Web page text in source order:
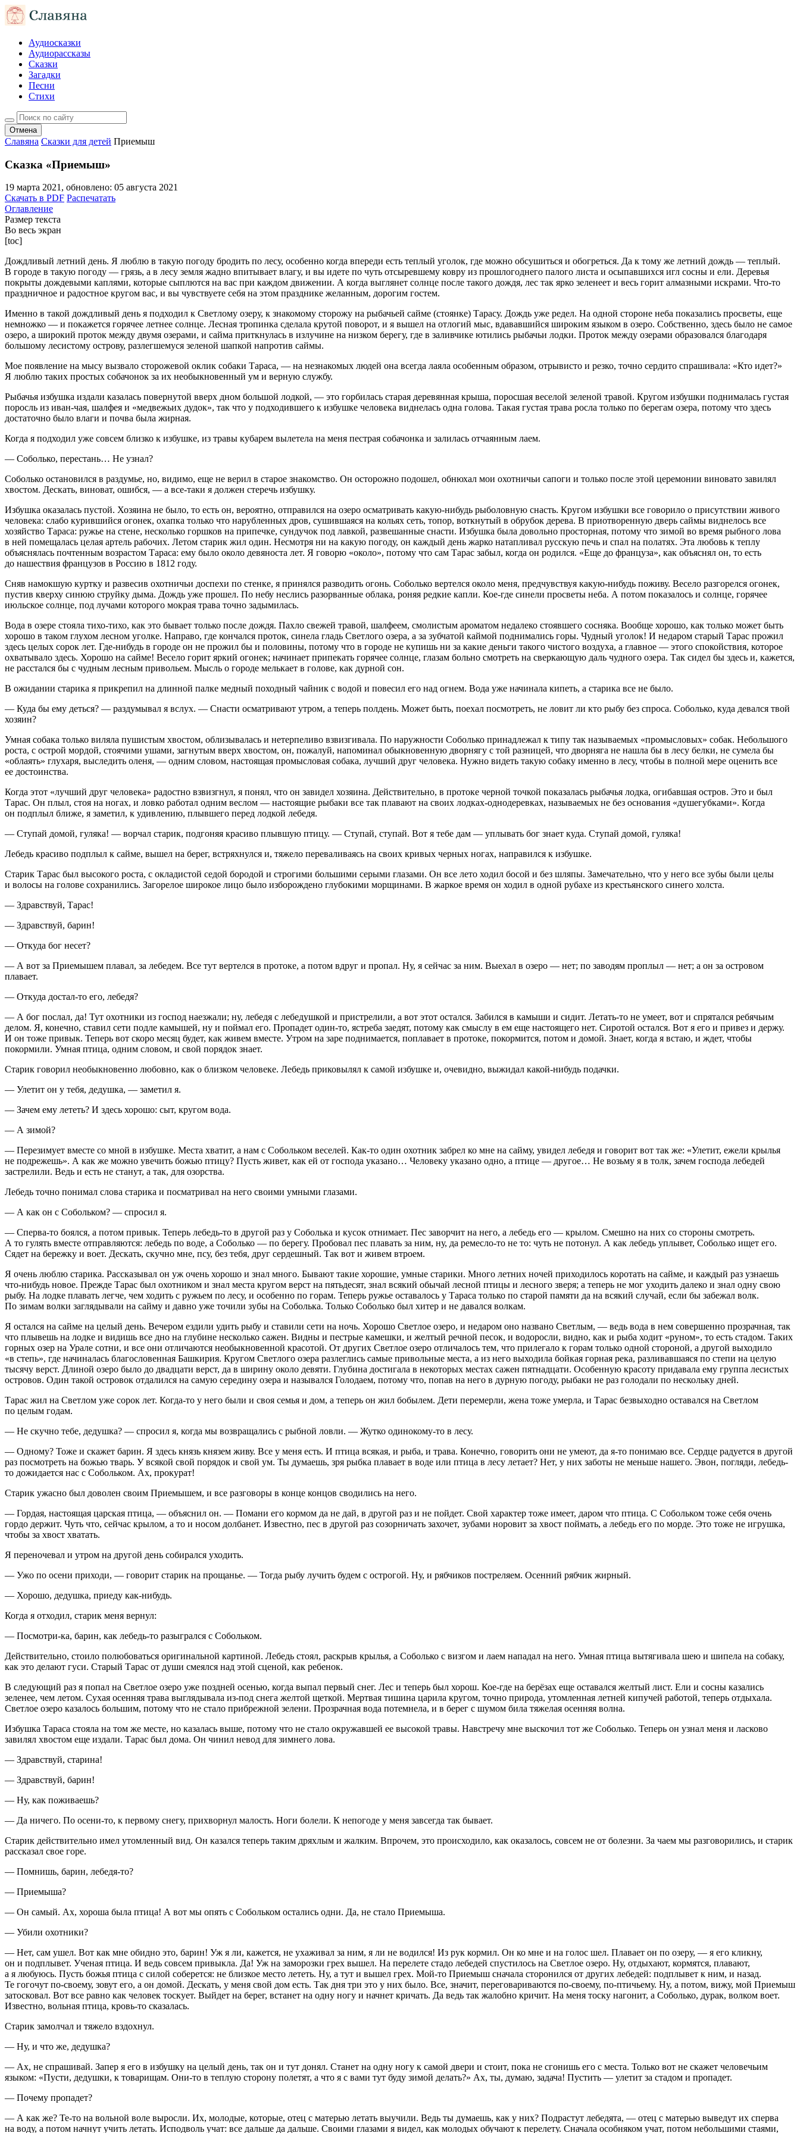
Аудиосказки
Аудиорассказы
Сказки
Загадки
Песни
Стихи
Отмена
Славяна Сказки для детей Приемыш
Сказка «Приемыш»
19 марта 2021, обновлено: 05 августа 2021
Скачать в PDF Распечатать
Оглавление
Размер текста
Во весь экран
[toc]
Дождливый летний день. Я люблю в такую погоду бродить по лесу, особенно когда впереди есть теплый уголок, где можно обсушиться и обогреться. Да к тому же летний дождь — теплый.
В городе в такую погоду — грязь, а в лесу земля жадно впитывает влагу, и вы идете по чуть отсыревшему ковру из прошлогоднего палого листа и осыпавшихся игл сосны и ели. Деревья
покрыты дождевыми каплями, которые сыплются на вас при каждом движении. А когда выглянет солнце после такого дождя, лес так ярко зеленеет и весь горит алмазными искрами. Что-то
праздничное и радостное кругом вас, и вы чувствуете себя на этом празднике желанным, дорогим гостем.
Именно в такой дождливый день я подходил к Светлому озеру, к знакомому сторожу на рыбачьей сайме (стоянке) Тарасу. Дождь уже редел. На одной стороне неба показались просветы, еще
немножко — и покажется горячее летнее солнце. Лесная тропинка сделала крутой поворот, и я вышел на отлогий мыс, вдававшийся широким языком в озеро. Собственно, здесь было не самое
озеро, а широкий проток между двумя озерами, и сайма приткнулась в излучине на низком берегу, где в заливчике ютились рыбачьи лодки. Проток между озерами образовался благодаря
большому лесистому острову, разлегшемуся зеленой шапкой напротив саймы.
Мое появление на мысу вызвало сторожевой оклик собаки Тараса, — на незнакомых людей она всегда лаяла особенным образом, отрывисто и резко, точно сердито спрашивала: «Кто идет?»
Я люблю таких простых собачонок за их необыкновенный ум и верную службу.
Рыбачья избушка издали казалась повернутой вверх дном большой лодкой, — это горбилась старая деревянная крыша, поросшая веселой зеленой травой. Кругом избушки поднималась густая
поросль из иван-чая, шалфея и «медвежьих дудок», так что у подходившего к избушке человека виднелась одна голова. Такая густая трава росла только по берегам озера, потому что здесь
достаточно было влаги и почва была жирная.
Когда я подходил уже совсем близко к избушке, из травы кубарем вылетела на меня пестрая собачонка и залилась отчаянным лаем.
— Соболько, перестань… Не узнал?
Соболько остановился в раздумье, но, видимо, еще не верил в старое знакомство. Он осторожно подошел, обнюхал мои охотничьи сапоги и только после этой церемонии виновато завилял
хвостом. Дескать, виноват, ошибся, — а все-таки я должен стеречь избушку.
Избушка оказалась пустой. Хозяина не было, то есть он, вероятно, отправился на озеро осматривать какую-нибудь рыболовную снасть. Кругом избушки все говорило о присутствии живого
человека: слабо курившийся огонек, охапка только что нарубленных дров, сушившаяся на кольях сеть, топор, воткнутый в обрубок дерева. В приотворенную дверь саймы виднелось все
хозяйство Тараса: ружье на стене, несколько горшков на припечке, сундучок под лавкой, развешанные снасти. Избушка была довольно просторная, потому что зимой во время рыбного лова
в ней помещалась целая артель рабочих. Летом старик жил один. Несмотря ни на какую погоду, он каждый день жарко натапливал русскую печь и спал на полатях. Эта любовь к теплу
объяснялась почтенным возрастом Тараса: ему было около девяноста лет. Я говорю «около», потому что сам Тарас забыл, когда он родился. «Еще до француза», как объяснял он, то есть
до нашествия французов в Россию в 1812 году.
Сняв намокшую куртку и развесив охотничьи доспехи по стенке, я принялся разводить огонь. Соболько вертелся около меня, предчувствуя какую-нибудь поживу. Весело разгорелся огонек,
пустив кверху синюю струйку дыма. Дождь уже прошел. По небу неслись разорванные облака, роняя редкие капли. Кое-где синели просветы неба. А потом показалось и солнце, горячее
июльское солнце, под лучами которого мокрая трава точно задымилась.
Вода в озере стояла тихо-тихо, как это бывает только после дождя. Пахло свежей травой, шалфеем, смолистым ароматом недалеко стоявшего сосняка. Вообще хорошо, как только может быть
хорошо в таком глухом лесном уголке. Направо, где кончался проток, синела гладь Светлого озера, а за зубчатой каймой поднимались горы. Чудный уголок! И недаром старый Тарас прожил
здесь целых сорок лет. Где-нибудь в городе он не прожил бы и половины, потому что в городе не купишь ни за какие деньги такого чистого воздуха, а главное — этого спокойствия, которое
охватывало здесь. Хорошо на сайме! Весело горит яркий огонек; начинает припекать горячее солнце, глазам больно смотреть на сверкающую даль чудного озера. Так сидел бы здесь и, кажется,
не расстался бы с чудным лесным привольем. Мысль о городе мелькает в голове, как дурной сон.
В ожидании старика я прикрепил на длинной палке медный походный чайник с водой и повесил его над огнем. Вода уже начинала кипеть, а старика все не было.
— Куда бы ему деться? — раздумывал я вслух. — Снасти осматривают утром, а теперь полдень. Может быть, поехал посмотреть, не ловит ли кто рыбу без спроса. Соболько, куда девался твой
хозяин?
Умная собака только виляла пушистым хвостом, облизывалась и нетерпеливо взвизгивала. По наружности Соболько принадлежал к типу так называемых «промысловых» собак. Небольшого
роста, с острой мордой, стоячими ушами, загнутым вверх хвостом, он, пожалуй, напоминал обыкновенную дворнягу с той разницей, что дворняга не нашла бы в лесу белки, не сумела бы
«облаять» глухаря, выследить оленя, — одним словом, настоящая промысловая собака, лучший друг человека. Нужно видеть такую собаку именно в лесу, чтобы в полной мере оценить все
ее достоинства.
Когда этот «лучший друг человека» радостно взвизгнул, я понял, что он завидел хозяина. Действительно, в протоке черной точкой показалась рыбачья лодка, огибавшая остров. Это и был
Тарас. Он плыл, стоя на ногах, и ловко работал одним веслом — настоящие рыбаки все так плавают на своих лодках-однодеревках, называемых не без основания «душегубками». Когда
он подплыл ближе, я заметил, к удивлению, плывшего перед лодкой лебедя.
— Ступай домой, гуляка! — ворчал старик, подгоняя красиво плывшую птицу. — Ступай, ступай. Вот я тебе дам — уплывать бог знает куда. Ступай домой, гуляка!
Лебедь красиво подплыл к сайме, вышел на берег, встряхнулся и, тяжело переваливаясь на своих кривых черных ногах, направился к избушке.
Старик Тарас был высокого роста, с окладистой седой бородой и строгими большими серыми глазами. Он все лето ходил босой и без шляпы. Замечательно, что у него все зубы были целы
и волосы на голове сохранились. Загорелое широкое лицо было изборождено глубокими морщинами. В жаркое время он ходил в одной рубахе из крестьянского синего холста.
— Здравствуй, Тарас!
— Здравствуй, барин!
— Откуда бог несет?
— А вот за Приемышем плавал, за лебедем. Все тут вертелся в протоке, а потом вдруг и пропал. Ну, я сейчас за ним. Выехал в озеро — нет; по заводям проплыл — нет; а он за островом
плавает.
— Откуда достал-то его, лебедя?
— А бог послал, да! Тут охотники из господ наезжали; ну, лебедя с лебедушкой и пристрелили, а вот этот остался. Забился в камыши и сидит. Летать-то не умеет, вот и спрятался ребячьим
делом. Я, конечно, ставил сети подле камышей, ну и поймал его. Пропадет один-то, ястреба заедят, потому как смыслу в ем еще настоящего нет. Сиротой остался. Вот я его и привез и держу.
И он тоже привык. Теперь вот скоро месяц будет, как живем вместе. Утром на заре поднимается, поплавает в протоке, покормится, потом и домой. Знает, когда я встаю, и ждет, чтобы
покормили. Умная птица, одним словом, и свой порядок знает.
Старик говорил необыкновенно любовно, как о близком человеке. Лебедь приковылял к самой избушке и, очевидно, выжидал какой-нибудь подачки.
— Улетит он у тебя, дедушка, — заметил я.
— Зачем ему лететь? И здесь хорошо: сыт, кругом вода.
— А зимой?
— Перезимует вместе со мной в избушке. Места хватит, а нам с Собольком веселей. Как-то один охотник забрел ко мне на сайму, увидел лебедя и говорит вот так же: «Улетит, ежели крылья
не подрежешь». А как же можно увечить божью птицу? Пусть живет, как ей от господа указано… Человеку указано одно, а птице — другое… Не возьму я в толк, зачем господа лебедей
застрелили. Ведь и есть не станут, а так, для озорства.
Лебедь точно понимал слова старика и посматривал на него своими умными глазами.
— А как он с Собольком? — спросил я.
— Сперва-то боялся, а потом привык. Теперь лебедь-то в другой раз у Соболька и кусок отнимает. Пес заворчит на него, а лебедь его — крылом. Смешно на них со стороны смотреть.
А то гулять вместе отправляются: лебедь по воде, а Соболько — по берегу. Пробовал пес плавать за ним, ну, да ремесло-то не то: чуть не потонул. А как лебедь уплывет, Соболько ищет его.
Сядет на бережку и воет. Дескать, скучно мне, псу, без тебя, друг сердешный. Так вот и живем втроем.
Я очень люблю старика. Рассказывал он уж очень хорошо и знал много. Бывают такие хорошие, умные старики. Много летних ночей приходилось коротать на сайме, и каждый раз узнаешь
что-нибудь новое. Прежде Тарас был охотником и знал места кругом верст на пятьдесят, знал всякий обычай лесной птицы и лесного зверя; а теперь не мог уходить далеко и знал одну свою
рыбу. На лодке плавать легче, чем ходить с ружьем по лесу, и особенно по горам. Теперь ружье оставалось у Тараса только по старой памяти да на всякий случай, если бы забежал волк.
По зимам волки заглядывали на сайму и давно уже точили зубы на Соболька. Только Соболько был хитер и не давался волкам.
Я остался на сайме на целый день. Вечером ездили удить рыбу и ставили сети на ночь. Хорошо Светлое озеро, и недаром оно названо Светлым, — ведь вода в нем совершенно прозрачная, так
что плывешь на лодке и видишь все дно на глубине несколько сажен. Видны и пестрые камешки, и желтый речной песок, и водоросли, видно, как и рыба ходит «руном», то есть стадом. Таких
горных озер на Урале сотни, и все они отличаются необыкновенной красотой. От других Светлое озеро отличалось тем, что прилегало к горам только одной стороной, а другой выходило
«в степь», где начиналась благословенная Башкирия. Кругом Светлого озера разлеглись самые привольные места, а из него выходила бойкая горная река, разливавшаяся по степи на целую
тысячу верст. Длиной озеро было до двадцати верст, да в ширину около девяти. Глубина достигала в некоторых местах сажен пятнадцати. Особенную красоту придавала ему группа лесистых
островов. Один такой островок отдалился на самую середину озера и назывался Голодаем, потому что, попав на него в дурную погоду, рыбаки не раз голодали по нескольку дней.
Тарас жил на Светлом уже сорок лет. Когда-то у него были и своя семья и дом, а теперь он жил бобылем. Дети перемерли, жена тоже умерла, и Тарас безвыходно оставался на Светлом
по целым годам.
— Не скучно тебе, дедушка? — спросил я, когда мы возвращались с рыбной ловли. — Жутко одинокому-то в лесу.
— Одному? Тоже и скажет барин. Я здесь князь князем живу. Все у меня есть. И птица всякая, и рыба, и трава. Конечно, говорить они не умеют, да я-то понимаю все. Сердце радуется в другой
раз посмотреть на божью тварь. У всякой свой порядок и свой ум. Ты думаешь, зря рыбка плавает в воде или птица в лесу летает? Нет, у них заботы не меньше нашего. Эвон, погляди, лебедь-
то дожидается нас с Собольком. Ах, прокурат!
Старик ужасно был доволен своим Приемышем, и все разговоры в конце концов сводились на него.
— Гордая, настоящая царская птица, — объяснил он. — Помани его кормом да не дай, в другой раз и не пойдет. Свой характер тоже имеет, даром что птица. С Собольком тоже себя очень
гордо держит. Чуть что, сейчас крылом, а то и носом долбанет. Известно, пес в другой раз созорничать захочет, зубами норовит за хвост поймать, а лебедь его по морде. Это тоже не игрушка,
чтобы за хвост хватать.
Я переночевал и утром на другой день собирался уходить.
— Ужо по осени приходи, — говорит старик на прощанье. — Тогда рыбу лучить будем с острогой. Ну, и рябчиков постреляем. Осенний рябчик жирный.
— Хорошо, дедушка, приеду как-нибудь.
Когда я отходил, старик меня вернул:
— Посмотри-ка, барин, как лебедь-то разыгрался с Собольком.
Действительно, стоило полюбоваться оригинальной картиной. Лебедь стоял, раскрыв крылья, а Соболько с визгом и лаем нападал на него. Умная птица вытягивала шею и шипела на собаку,
как это делают гуси. Старый Тарас от души смеялся над этой сценой, как ребенок.
В следующий раз я попал на Светлое озеро уже поздней осенью, когда выпал первый снег. Лес и теперь был хорош. Кое-где на берёзах еще оставался желтый лист. Ели и сосны казались
зеленее, чем летом. Сухая осенняя трава выглядывала из-под снега желтой щеткой. Мертвая тишина царила кругом, точно природа, утомленная летней кипучей работой, теперь отдыхала.
Светлое озеро казалось большим, потому что не стало прибрежной зелени. Прозрачная вода потемнела, и в берег с шумом била тяжелая осенняя волна.
Избушка Тараса стояла на том же месте, но казалась выше, потому что не стало окружавшей ее высокой травы. Навстречу мне выскочил тот же Соболько. Теперь он узнал меня и ласково
завилял хвостом еще издали. Тарас был дома. Он чинил невод для зимнего лова.
— Здравствуй, старина!
— Здравствуй, барин!
— Ну, как поживаешь?
— Да ничего. По осени-то, к первому снегу, прихворнул малость. Ноги болели. К непогоде у меня завсегда так бывает.
Старик действительно имел утомленный вид. Он казался теперь таким дряхлым и жалким. Впрочем, это происходило, как оказалось, совсем не от болезни. За чаем мы разговорились, и старик
рассказал свое горе.
— Помнишь, барин, лебедя-то?
— Приемыша?
— Он самый. Ах, хороша была птица! А вот мы опять с Собольком остались одни. Да, не стало Приемыша.
— Убили охотники?
— Нет, сам ушел. Вот как мне обидно это, барин! Уж я ли, кажется, не ухаживал за ним, я ли не водился! Из рук кормил. Он ко мне и на голос шел. Плавает он по озеру, — я его кликну,
он и подплывет. Ученая птица. И ведь совсем привыкла. Да! Уж на заморозки грех вышел. На перелете стадо лебедей спустилось на Светлое озеро. Ну, отдыхают, кормятся, плавают,
а я любуюсь. Пусть божья птица с силой соберется: не близкое место лететь. Ну, а тут и вышел грех. Мой-то Приемыш сначала сторонился от других лебедей: подплывет к ним, и назад.
Те гогочут по-своему, зовут его, а он домой. Дескать, у меня свой дом есть. Так дня три это у них было. Все, значит, переговариваются по-своему, по-птичьему. Ну, а потом, вижу, мой Приемыш
затосковал. Вот все равно как человек тоскует. Выйдет на берег, встанет на одну ногу и начнет кричать. Да ведь так жалобно кричит. На меня тоску нагонит, а Соболько, дурак, волком воет.
Известно, вольная птица, кровь-то сказалась.
Старик замолчал и тяжело вздохнул.
— Ну, и что же, дедушка?
— Ах, не спрашивай. Запер я его в избушку на целый день, так он и тут донял. Станет на одну ногу к самой двери и стоит, пока не сгонишь его с места. Только вот не скажет человечьим
языком: «Пусти, дедушки, к товарищам. Они-то в теплую сторону полетят, а что я с вами тут буду зимой делать?» Ах, ты, думаю, задача! Пустить — улетит за стадом и пропадет.
— Почему пропадет?
— А как же? Те-то на вольной воле выросли. Их, молодые, которые, отец с матерью летать выучили. Ведь ты думаешь, как у них? Подрастут лебедята, — отец с матерью выведут их сперва
на воду, а потом начнут учить летать. Исподволь учат: все дальше да дальше. Своими глазами я видел, как молодых обучают к перелету. Сначала особняком учат, потом небольшими стаями,